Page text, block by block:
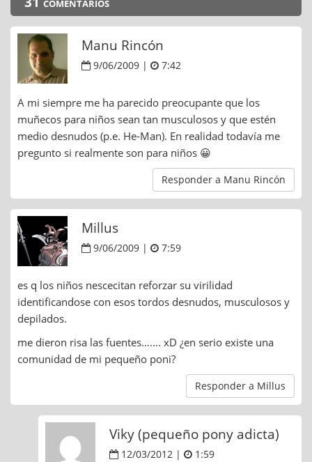
Manu Rincón
9/06/2009 | 7:42
A mi siempre me ha parecido preocupante que los
muñecos para niños sean tan musculosos y que estén
medio desnudos (p.e. He-Man). En realidad todavía me
pregunto si realmente son para niños 😀
Responder a Manu Rincón
Millus
9/06/2009 | 7:59
es q los niños nescecitan reforzar su virilidad
identificandose con esos tordos desnudos, musculosos y
depilados.
me dieron risa las fuentes……. xD ¿en serio existe una
comunidad de mi pequeño poni?
Responder a Millus
Viky (pequeño pony adicta)
12/03/2012 | 1:59